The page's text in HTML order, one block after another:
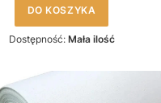
DO KOSZYKA
Dostępność: Mała ilość